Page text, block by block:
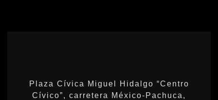
Plaza Cívica Miguel Hidalgo “Centro
Cívico”, carretera México-Pachuca,